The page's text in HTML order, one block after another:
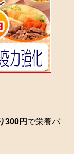
300円 で栄養バ